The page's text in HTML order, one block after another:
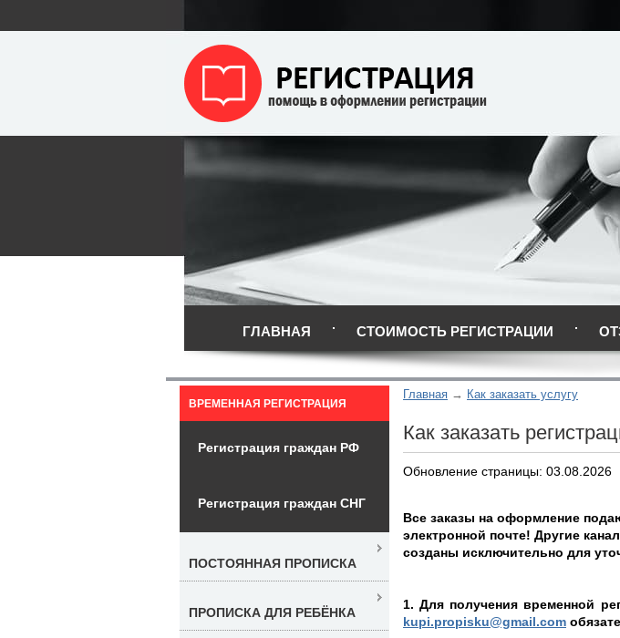
ГЛАВНАЯ СТОИМОСТЬ РЕГИСТРАЦИИ
Главная Как заказать услугу
Как заказать
Обновление страницы: 03.08.2026
Все заказы на оформление
электронной почте! Другие
созданы исключительно для
1. Для получения временной
kupi.propisku@gmail.com
ВРЕМЕННАЯ РЕГИСТРАЦИЯ
Регистрация граждан РФ
Регистрация граждан СНГ
ПОСТОЯННАЯ ПРОПИСКА
ПРОПИСКА ДЛЯ РЕБЁНКА